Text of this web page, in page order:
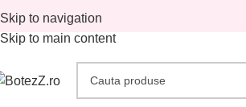
Skip to navigation
Skip to main content